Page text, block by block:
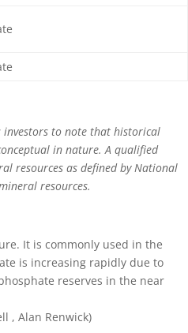
investors to note that historical
in nature. A qualified
resources as defined by National
resources.
It is commonly used in the
is increasing rapidly due to
reserves in the near
, Alan Renwick)